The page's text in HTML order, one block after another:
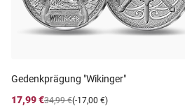
Gedenkprägung "Wikinger"
17,99 €
(-17,00 €)
34,99 €